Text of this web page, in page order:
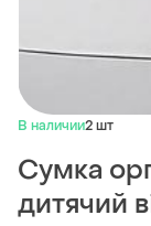
В наличии2 шт
Сумка
дитячий